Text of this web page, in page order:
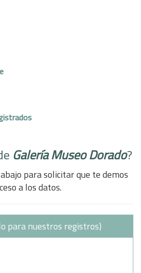
Galería Museo Dorado?
para solicitar que te demos
a los datos.
para nuestros registros)